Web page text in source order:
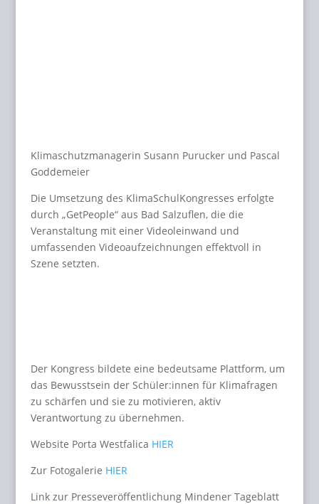
Klimaschutzmanagerin Susann Purucker und Pascal
Goddemeier
Die Umsetzung des KlimaSchulKongresses erfolgte
durch „GetPeople“ aus Bad Salzuflen, die die
Veranstaltung mit einer Videoleinwand und
umfassenden Videoaufzeichnungen effektvoll in
Szene setzten.
Der Kongress bildete eine bedeutsame Plattform, um
das Bewusstsein der Schüler:innen für Klimafragen
zu schärfen und sie zu motivieren, aktiv
Verantwortung zu übernehmen.
Website Porta Westfalica HIER
Zur Fotogalerie HIER
Link zur Presseveröffentlichung Mindener Tageblatt